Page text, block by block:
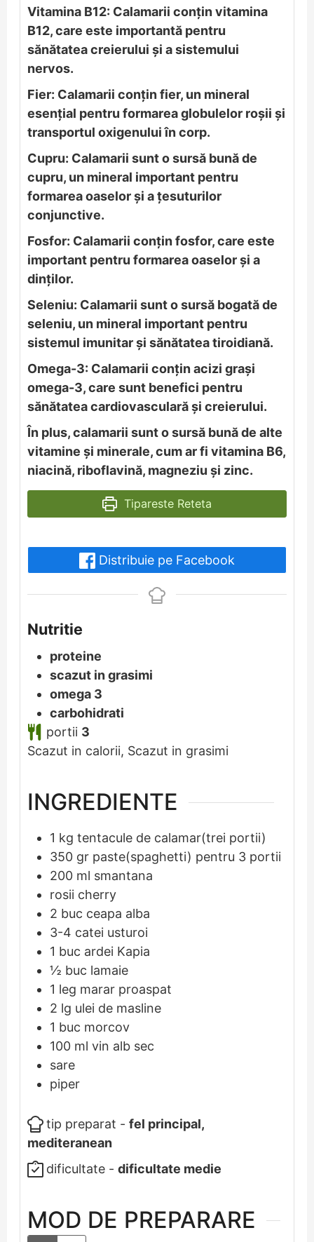
Vitamina B12: Calamarii conțin vitamina
B12, care este importantă pentru
sănătatea creierului și a sistemului
nervos.
Fier: Calamarii conțin fier, un mineral
esențial pentru formarea globulelor roșii și
transportul oxigenului în corp.
Cupru: Calamarii sunt o sursă bună de
cupru, un mineral important pentru
formarea oaselor și a țesuturilor
conjunctive.
Fosfor: Calamarii conțin fosfor, care este
important pentru formarea oaselor și a
dinților.
Seleniu: Calamarii sunt o sursă bogată de
seleniu, un mineral important pentru
sistemul imunitar și sănătatea tiroidiană.
Omega-3: Calamarii conțin acizi grași
omega-3, care sunt benefici pentru
sănătatea cardiovasculară și creierului.
În plus, calamarii sunt o sursă bună de alte
vitamine și minerale, cum ar fi vitamina B6,
niacină, riboflavină, magneziu și zinc.
Tipareste Reteta
Distribuie pe Facebook
Nutritie
proteine
scazut in grasimi
omega 3
carbohidrati
portii 3
Scazut in calorii, Scazut in grasimi
INGREDIENTE
1 kg tentacule de calamar(trei portii)
350 gr paste(spaghetti) pentru 3 portii
200 ml smantana
rosii cherry
2 buc ceapa alba
3-4 catei usturoi
1 buc ardei Kapia
½ buc lamaie
1 leg marar proaspat
2 lg ulei de masline
1 buc morcov
100 ml vin alb sec
sare
piper
tip preparat -fel principal,
mediteranean
dificultate -dificultate medie
MOD DE PREPARARE